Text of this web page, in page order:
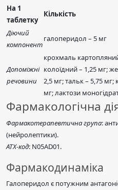
На 1
таблетку
Кількість
Діючий
компонент
галоперидол – 5 мг
Допоміжні
речовини
крохмаль
колоїдний – 1,25 мг;
2,5 мг; тальк – 5,75
мг; лактози
Фармакологічна
Фармакотерапевтична група:
(нейролептики).
АТХ-код: N05AD01.
Фармакодинаміка
Галоперидол є потужним